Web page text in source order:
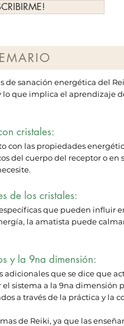
de sanación energética del
que implica el aprendizaje
cristales:
las propiedades
del cuerpo del receptor o
de los cristales:
que pueden influir
la amatista puede
y la 9na dimensión:
adicionales que se dice que
sistema a la 9na dimensión
a través de la práctica y la
de Reiki, ya que las